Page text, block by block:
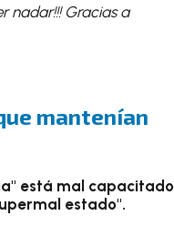
nadar!!! Gracias a
mantenían
está mal capacitado
estado".